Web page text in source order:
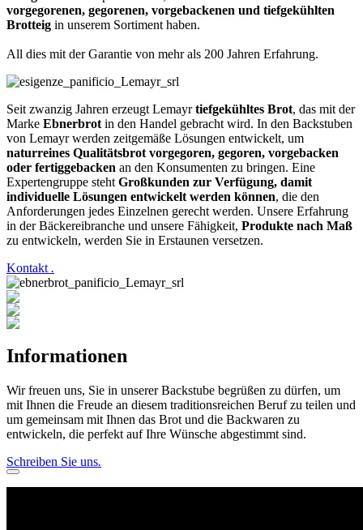
vorgegorenen, gegorenen, vorgebackenen und tiefgekühlten
Brotteig in unserem Sortiment haben.
All dies mit der Garantie von mehr als 200 Jahren Erfahrung.
Seit zwanzig Jahren erzeugt Lemayrtiefgekühltes Brot, das mit der
Marke Ebnerbrot in den Handel gebracht wird. In den Backstuben
von Lemayr werden zeitgemäße Lösungen entwickelt, um
naturreines Qualitätsbrot vorgegoren, gegoren, vorgebacken
oder fertiggebacken an den Konsumenten zu bringen. Eine
Expertengruppe steht Großkunden zur Verfügung, damit
individuelle Lösungen entwickelt werden können, die den
Anforderungen jedes Einzelnen gerecht werden. Unsere Erfahrung
in der Bäckereibranche und unsere Fähigkeit, Produkte nach Maß
zu entwickeln, werden Sie in Erstaunen versetzen.
Kontakt .
Informationen
Wir freuen uns, Sie in unserer Backstube begrüßen zu dürfen, um
mit Ihnen die Freude an diesem traditionsreichen Beruf zu teilen und
um gemeinsam mit Ihnen das Brot und die Backwaren zu
entwickeln, die perfekt auf Ihre Wünsche abgestimmt sind.
Schreiben Sie uns.